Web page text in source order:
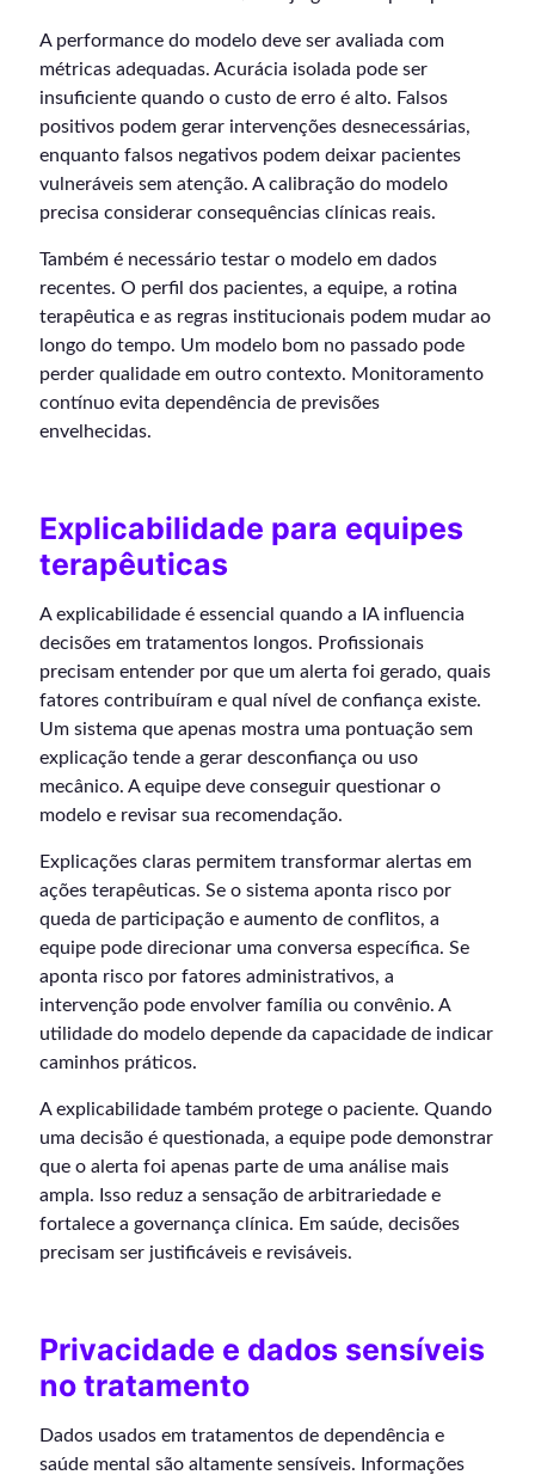
A performance do modelo deve ser avaliada com
métricas adequadas. Acurácia isolada pode ser
insuficiente quando o custo de erro é alto. Falsos
positivos podem gerar intervenções desnecessárias,
enquanto falsos negativos podem deixar pacientes
vulneráveis sem atenção. A calibração do modelo
precisa considerar consequências clínicas reais.
Também é necessário testar o modelo em dados
recentes. O perfil dos pacientes, a equipe, a rotina
terapêutica e as regras institucionais podem mudar ao
longo do tempo. Um modelo bom no passado pode
perder qualidade em outro contexto. Monitoramento
contínuo evita dependência de previsões
envelhecidas.
Explicabilidade para equipes
terapêuticas
A explicabilidade é essencial quando a IA influencia
decisões em tratamentos longos. Profissionais
precisam entender por que um alerta foi gerado, quais
fatores contribuíram e qual nível de confiança existe.
Um sistema que apenas mostra uma pontuação sem
explicação tende a gerar desconfiança ou uso
mecânico. A equipe deve conseguir questionar o
modelo e revisar sua recomendação.
Explicações claras permitem transformar alertas em
ações terapêuticas. Se o sistema aponta risco por
queda de participação e aumento de conflitos, a
equipe pode direcionar uma conversa específica. Se
aponta risco por fatores administrativos, a
intervenção pode envolver família ou convênio. A
utilidade do modelo depende da capacidade de indicar
caminhos práticos.
A explicabilidade também protege o paciente. Quando
uma decisão é questionada, a equipe pode demonstrar
que o alerta foi apenas parte de uma análise mais
ampla. Isso reduz a sensação de arbitrariedade e
fortalece a governança clínica. Em saúde, decisões
precisam ser justificáveis e revisáveis.
Privacidade e dados sensíveis
no tratamento
Dados usados em tratamentos de dependência e
saúde mental são altamente sensíveis. Informações